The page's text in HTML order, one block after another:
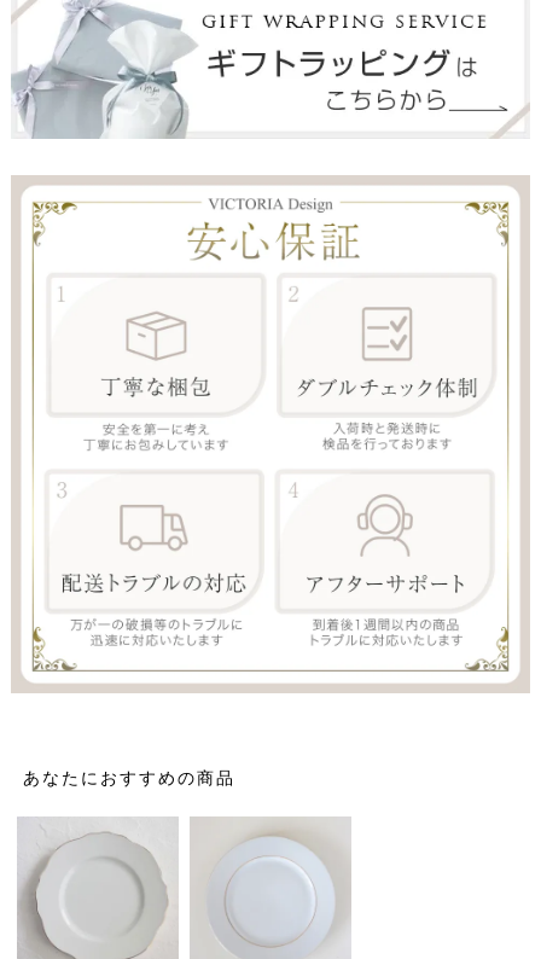
あなたにおすすめの商品